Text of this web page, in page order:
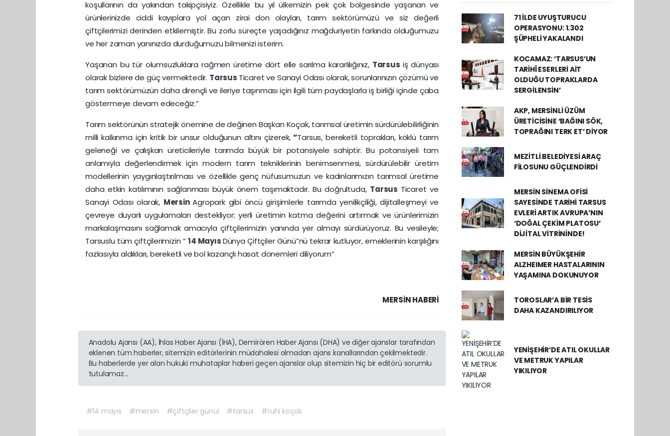
koşullarının da yakından takipçisiyiz. Özellikle bu yıl ülkemizin pek çok bölgesinde yaşanan ve
ürünlerinizde ciddi kayıplara yol açan zirai don olayları, tarım sektörümüzü ve siz değerli
çiftçilerimizi derinden etkilemiştir. Bu zorlu süreçte yaşadığınız mağduriyetin farkında olduğumuzu
ve her zaman yanınızda durduğumuzu bilmenizi isterim.
Yaşanan bu tür olumsuzluklara rağmen üretime dört elle sarılma kararlılığınız, Tarsus iş dünyası
olarak bizlere de güç vermektedir. Tarsus Ticaret ve Sanayi Odası olarak, sorunlarınızın çözümü ve
tarım sektörümüzün daha dirençli ve ileriye taşınması için ilgili tüm paydaşlarla iş birliği içinde çaba
göstermeye devam edeceğiz.”
Tarım sektörünün stratejik önemine de değinen Başkan Koçak, tarımsal üretimin sürdürülebilirliğinin
milli kalkınma için kritik bir unsur olduğunun altını çizerek, “Tarsus, bereketli toprakları, köklü tarım
geleneği ve çalışkan üreticileriyle tarımda büyük bir potansiyele sahiptir. Bu potansiyeli tam
anlamıyla değerlendirmek için modern tarım tekniklerinin benimsenmesi, sürdürülebilir üretim
modellerinin yaygınlaştırılması ve özellikle genç nüfusumuzun ve kadınlarımızın tarımsal üretime
daha etkin katılımının sağlanması büyük önem taşımaktadır. Bu doğrultuda, Tarsus Ticaret ve
Sanayi Odası olarak, MersinAgropark gibi öncü girişimlerle tarımda yenilikçiliği, dijitalleşmeyi ve
çevreye duyarlı uygulamaları destekliyor; yerli üretimin katma değerini artırmak ve ürünlerimizin
markalaşmasını sağlamak amacıyla çiftçilerimizin yanında yer almayı sürdürüyoruz. Bu vesileyle;
Tarsuslu tüm çiftçilerimizin “ 14 MayısDünya Çiftçiler Günü”nü tekrar kutluyor, emeklerinin karşılığını
fazlasıyla aldıkları, bereketli ve bol kazançlı hasat dönemleri diliyorum”
MERSIN HABERİ
Anadolu Ajansı (AA), İhlas Haber Ajansı (İHA), Demirören Haber Ajansı (DHA) ve diğer ajanslar tarafından
eklenen tüm haberler, sitemizin editörlerinin müdahalesi olmadan ajans kanallarından çekilmektedir.
Bu haberlerde yer alan hukuki muhataplar haberi geçen ajanslar olup sitemizin hiç bir editörü sorumlu
tutulamaz...
#14 mayıs #mersin #çiftçiler günüi #tarsus #ruhi koçak
71 İLDE UYUŞTURUCU
OPERASYONU: 1.302
ŞÜPHELİ YAKALANDI
KOCAMAZ: ‘TARSUS’UN
TARİHÎ ESERLERİ AİT
OLDUĞU TOPRAKLARDA
SERGİLENSİN’
AKP, MERSİNLİ ÜZÜM
ÜRETİCİSİNE ‘BAĞINI SÖK,
TOPRAĞINI TERK ET’ DİYOR
MEZİTLİ BELEDİYESİ ARAÇ
FİLOSUNU GÜÇLENDİRDİ
MERSİN SİNEMA OFİSİ
SAYESİNDE TARİHİ TARSUS
EVLERİ ARTIK AVRUPA’NIN
‘DOĞAL ÇEKİM PLATOSU’
DİJİTAL VİTRİNİNDE!
MERSİN BÜYÜKŞEHİR
ALZHEIMER HASTALARININ
YAŞAMINA DOKUNUYOR
TOROSLAR’A BİR TESİS
DAHA KAZANDIRILIYOR
YENİŞEHİR’DE ATIL OKULLAR
VE METRUK YAPILAR
YIKILIYOR